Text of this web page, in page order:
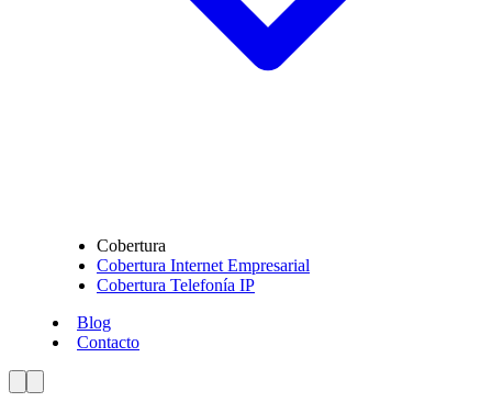
Cobertura
Cobertura Internet Empresarial
Cobertura Telefonía IP
Blog
Contacto